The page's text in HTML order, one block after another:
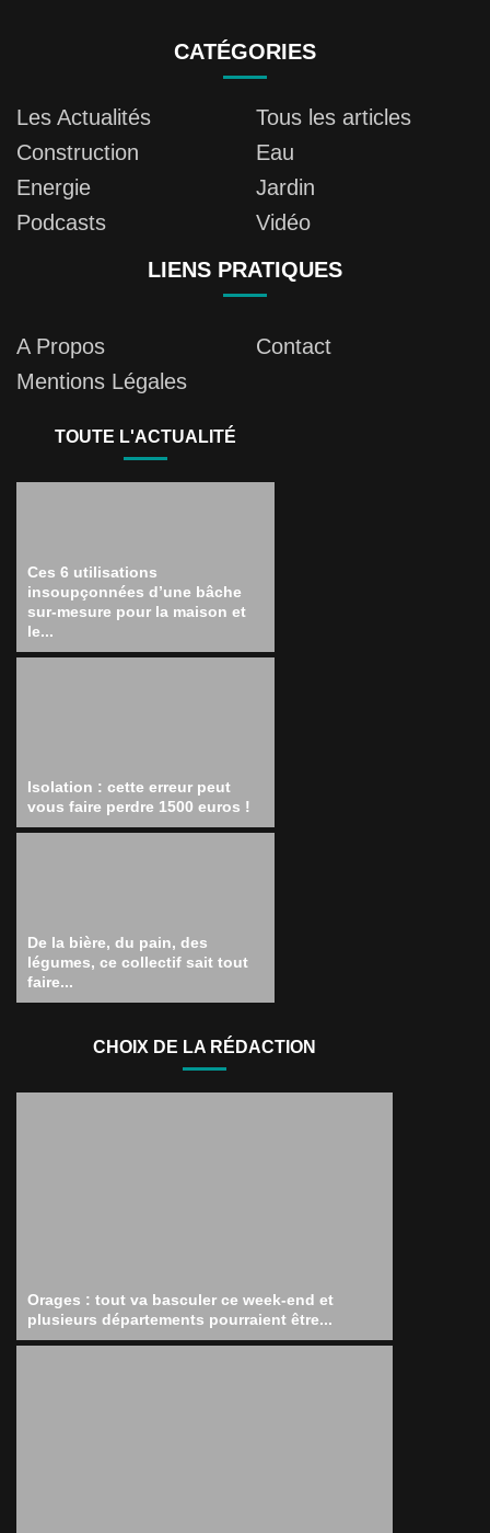
CATÉGORIES
Les Actualités
Tous les articles
Construction
Eau
Energie
Jardin
Podcasts
Vidéo
LIENS PRATIQUES
A Propos
Contact
Mentions Légales
TOUTE L'ACTUALITÉ
Ces 6 utilisations
insoupçonnées d’une bâche
sur-mesure pour la maison et
le...
Isolation : cette erreur peut
vous faire perdre 1500 euros !
De la bière, du pain, des
légumes, ce collectif sait tout
faire...
CHOIX DE LA RÉDACTION
Orages : tout va basculer ce week-end et
plusieurs départements pourraient être...